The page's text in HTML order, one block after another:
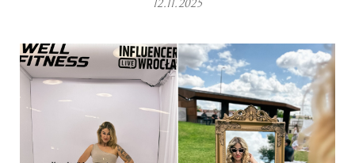
12.11.2025